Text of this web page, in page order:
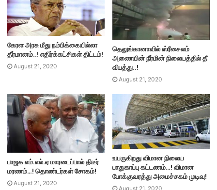
கேரள அரசு மீது நம்பிக்கையில்லா
தீர்மானம்..! எதிர்க்கட்சிகள் திட்டம்!
August 21, 2020
தெலுங்கானாவில் ஸ்ரீசைலம்
அணையின் நீர்மின் நிலையத்தில் தீ
விபத்து..!
August 21, 2020
பாஜக எம்.எல்.ஏ மாரடைப்பால் திடீர்
மரணம்…! தொண்டர்கள் சோகம்!
August 21, 2020
உயருகிறது விமான நிலைய
பாதுகாப்பு கட்டணம்…! விமான
போக்குவரத்து அமைச்சகம் முடிவு!
August 21, 2020